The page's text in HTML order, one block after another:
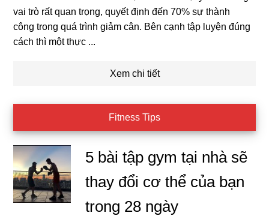
vai trò rất quan trọng, quyết định đến 70% sự thành
công trong quá trình giảm cân. Bên cạnh tập luyện đúng
cách thì một thực ...
Xem chi tiết
Fitness Tips
5 bài tập gym tại nhà sẽ
thay đổi cơ thể của bạn
trong 28 ngày